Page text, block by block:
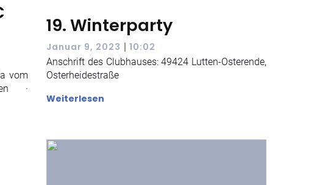
vom
·
19. Winterparty
Januar 9, 2023 | 10:02
Anschrift des Clubhauses: 49424 Lutten-Osterende,
Osterheidestraße
Weiterlesen